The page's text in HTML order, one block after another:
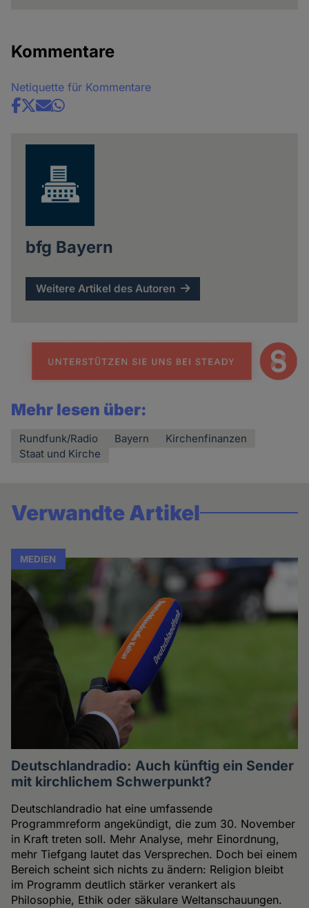
Kommentare
Netiquette für Kommentare
Share
bfg Bayern
Weitere Artikel des Autoren
Mehr lesen über:
Rundfunk/Radio Bayern
Kirchenfinanzen
Staat und Kirche
Verwandte Artikel
MEDIEN
Deutschlandradio: Auch künftig ein Sender
mit kirchlichem Schwerpunkt?
Deutschlandradio hat eine umfassende
Programmreform angekündigt, die zum 30. November
in Kraft treten soll. Mehr Analyse, mehr Einordnung,
mehr Tiefgang lautet das Versprechen. Doch bei einem
Bereich scheint sich nichts zu ändern: Religion bleibt
im Programm deutlich stärker verankert als
Philosophie, Ethik oder säkulare Weltanschauungen.